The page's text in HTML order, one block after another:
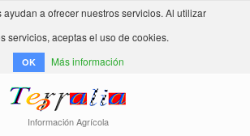
ayudan a ofrecer nuestros servicios. Al utilizar
servicios, aceptas el uso de cookies.
OK Más información
Información Agrícola